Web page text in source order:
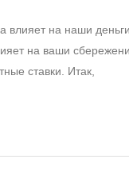
влияет на наши
на ваши
ставки. Итак,